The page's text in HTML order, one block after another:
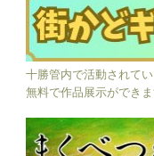
十勝管内で活動されて
無料で作品展示ができま